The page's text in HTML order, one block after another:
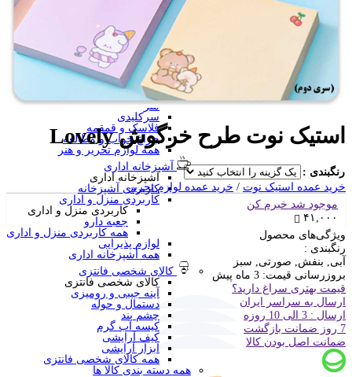
منگنه فانتزی
سرگرمی و آموزشی
فانتزی ها
برچسب استیکری
کاور A4 و پوشه فانتزی
جامدادی
تخته وایت برد
تخته شاسی
ساعت رومیزی
متر
سرکلیدی
فلاسک و قمقمه
چراغ خواب و مطالعه
همه لوازم تحریر و هنر
آشپزخانه اداری
آشپزخانه اداری
کاربردی آشپزخانه
کاربردی منزل و اداری
کاربردی منزل و اداری
جعبه دارو
همه کاربردی منزل و اداری
لوازم پذیرایی
همه آشپزخانه اداری
کالای شخصی فانتزی
کالای شخصی فانتزی
آینه جیبی و رومیزی
دستمال و حوله
چشم بند
کیسه آب گرم
کیف آرایشی
ابزار آرایشی
همه کالای شخصی فانتزی
همه دسته بندی کالا ها
استیک نوت طرح خرگوش Lovely
رنگبندی :
خرید عمده استیک نوت / خرید عمده لوازم تحریر
موجود شد خبرم کن
۴۱,۰۰۰
ویژگی‌های محصول
رنگبندی :
آبی, بنفش, صورتی, سبز
بروزرسانی قیمت: 3 ماه پیش
قیمت بهتری سراغ دارید؟
ارسال به سراسر ایران
ارسال : 3 الی 10 روزه
7 روز ضمانت بازگشت
ضمانت اصل بودن کالا